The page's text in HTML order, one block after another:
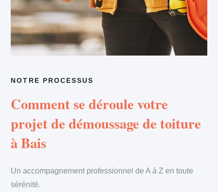
NOTRE PROCESSUS
Comment se déroule votre
projet de démoussage de toiture
à Bais
Un accompagnement professionnel de A à Z en toute
sérénité.